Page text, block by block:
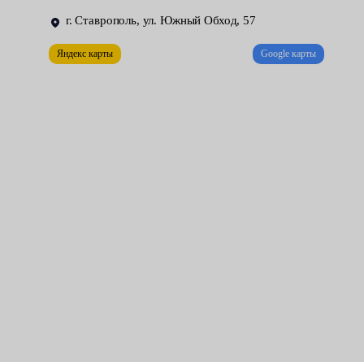
Fresh Auto. Мы гарантируем качество и не подводим со
сроками. В ходе мероприятия наши механики одновременно
г. Ставрополь, ул. Южный Обход, 57
Яндекс карты Google карты